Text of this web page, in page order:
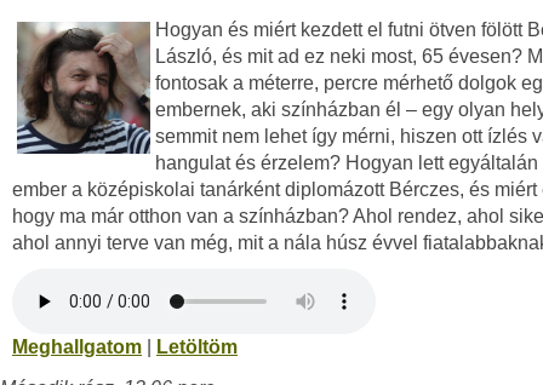
Hogyan és miért kezdett el futni ötven fölött
László, és mit ad ez neki most, 65 évesen?
fontosak a méterre, percre mérhető dolgok
embernek, aki színházban él ­– egy olyan
semmit nem lehet így mérni, hiszen ott ízlés
hangulat és érzelem? Hogyan lett
ember a középiskolai tanárként diplomázott Bérczes, és miért
hogy ma már otthon van a színházban? Ahol rendez, ahol
ahol annyi terve van még, mit a nála húsz évvel
Meghallgatom
Letöltöm